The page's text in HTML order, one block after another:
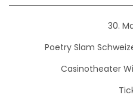
30.
Poetry Slam
Casinotheater